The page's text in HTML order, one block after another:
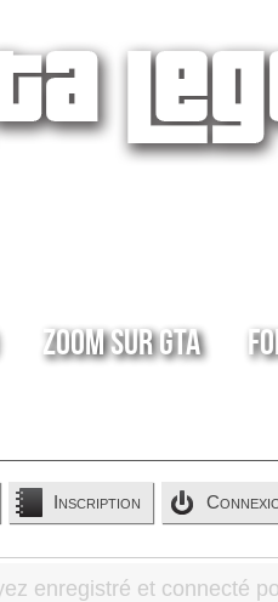
Zoom sur GTA
Inscription
enregistré et connecté